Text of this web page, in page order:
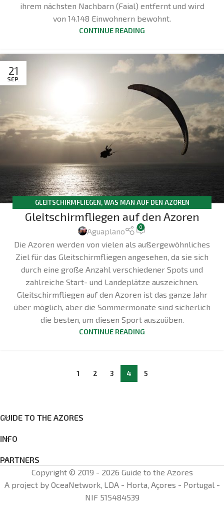
ihrem nächsten Nachbarn (Faial) entfernt und wird
von 14.148 Einwohnern bewohnt.
CONTINUE READING
21
SEP.
GLEITSCHIRMFLIEGEN,WAS MAN AUF DEN AZOREN
UNTERNEHMEN KANN
Gleitschirmfliegen auf den Azoren
Aguaplano 0
Die Azoren werden von vielen als außergewöhnliches
Ziel für das Gleitschirmfliegen angesehen, da sie sich
durch eine große Anzahl verschiedener Spots und
zahlreiche Start- und Landeplätze auszeichnen.
Gleitschirmfliegen auf den Azoren ist das ganze Jahr
über möglich, aber die Sommermonate sind sicherlich
die besten, um diesen Sport auszuüben.
CONTINUE READING
1 2 3 4 5
GUIDE TO THE AZORES
INFO
PARTNERS
Copyright © 2019 - 2026 Guide to the Azores
A project by OceaNetwork, LDA - Horta, Açores - Portugal -
NIF 515484539